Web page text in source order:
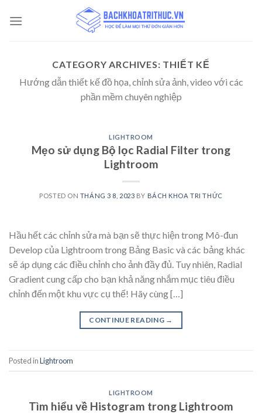
CATEGORY ARCHIVES: THIẾT KẾ
Hướng dẫn thiết kế đồ họa, chỉnh sửa ảnh, video với các
phần mềm chuyên nghiệp
LIGHTROOM
Mẹo sử dụng Bộ lọc Radial Filter trong
Lightroom
POSTED ON THÁNG 3 8, 2023 BY BÁCH KHOA TRI THỨC
Hầu hết các chỉnh sửa mà bạn sẽ thực hiện trong Mô-đun
Develop của Lightroom trong Bảng Basic và các bảng khác
sẽ áp dụng các điều chỉnh cho ảnh đầy đủ. Tuy nhiên, Radial
Gradient cung cấp cho bạn khả năng nhắm mục tiêu điều
chỉnh đến một khu vực cụ thể! Hãy cùng […]
CONTINUE READING →
Posted inLightroom
LIGHTROOM
Tìm hiểu về Histogram trong Lightroom